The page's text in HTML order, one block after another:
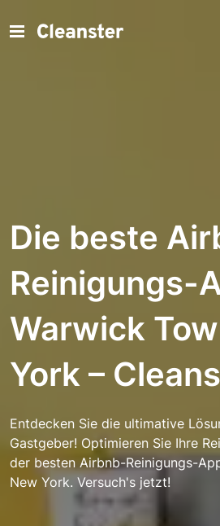
Die beste
Reinigungs-
Warwick
York –
Entdecken Sie die ultimative
Gastgeber! Optimieren Sie Ihre
der besten Airbnb-Reinigungs-
New York. Versuch's jetzt!